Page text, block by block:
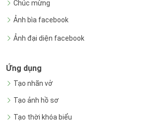
Chúc mừng
Ảnh bìa facebook
Ảnh đại diện facebook
Ứng dụng
Tạo nhãn vở
Tạo ảnh hồ sơ
Tạo thời khóa biểu